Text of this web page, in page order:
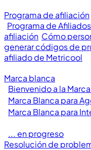
Programa de afiliación
Programa de
afiliación Cómo
generar códigos de
afiliado de Metricool
Marca blanca
Bienvenido a la
Marca Blanca para
Marca Blanca para
... en progreso
Resolución de